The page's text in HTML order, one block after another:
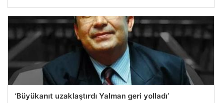
‘Büyükanıt uzaklaştırdı Yalman geri yolladı’